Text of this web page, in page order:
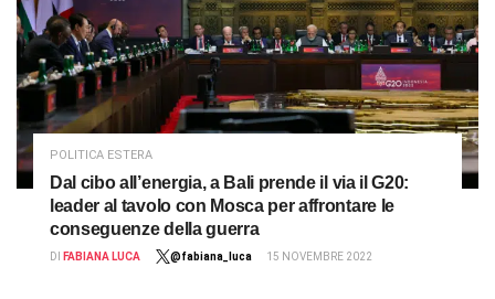
POLITICA ESTERA
Dal cibo all’energia, a Bali prende il via il G20:
leader al tavolo con Mosca per affrontare le
conseguenze della guerra
DI FABIANA LUCA @fabiana_luca 15 NOVEMBRE 2022